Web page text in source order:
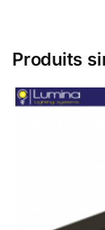
Produits